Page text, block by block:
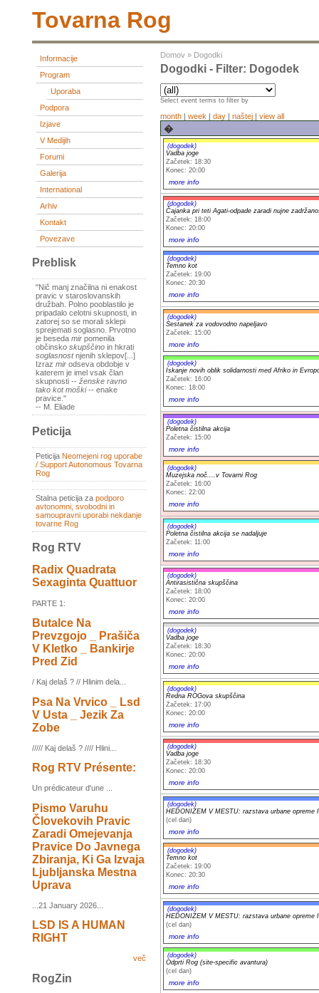
Tovarna Rog
Informacije
Program
Uporaba
Podpora
Izjave
V Medijih
Forumi
Galerija
International
Arhiv
Kontakt
Povezave
Preblisk
"Nič manj značilna ni enakost
pravic v staroslovanskih
družbah. Polno pooblastilo je
pripadalo celotni skupnosti, in
zatorej so se morali sklepi
sprejemati soglasno. Prvotno
je beseda mir pomenila
občinsko skupščino in hkrati
soglasnostnjenih sklepov[...]
Izraz mir odseva obdobje v
katerem je imel vsak član
skupnosti -- ženske ravno
tako kot moški-- enake
pravice."
-- M. Eliade
Peticija
Peticija Neomejeni rog uporabe
/ Support Autonomous Tovarna
Rog
Stalna peticija za podporo
avtonomni, svobodni in
samoupravni uporabi nekdanje
tovarne Rog
Rog RTV
Radix Quadrata
Sexaginta Quattuor
PARTE 1:
Butalce Na
Prevzgojo _ Prašiča
V Kletko _ Bankirje
Pred Zid
/ Kaj delaš ? // Hlinim dela...
Psa Na Vrvico _ Lsd
V Usta _ Jezik Za
Zobe
///// Kaj delaš ? //// Hlini...
Rog RTV Présente:
Un prédicateur d'une ...
Pismo Varuhu
Človekovih Pravic
Zaradi Omejevanja
Pravice Do Javnega
Zbiranja, Ki Ga Izvaja
Ljubljanska Mestna
Uprava
...21 January 2026...
LSD IS A HUMAN
RIGHT
več
RogZin
Domov » Dogodki
Dogodki - Filter: Dogodek
Select event terms to filter by
month | week | day | naštej | view all
�
(dogodek)
Vadba joge
Začetek: 18:30
Konec: 20:00
more info
(dogodek)
Čajanka pri teti Agati-odpade zaradi nujne
Začetek: 18:00
Konec: 20:00
more info
(dogodek)
Temno kot
Začetek: 19:00
Konec: 20:30
more info
(dogodek)
Sestanek za vodovodno napeljavo
Začetek: 15:00
more info
(dogodek)
Iskanje novih oblik solidarnosti med Afriko in
Začetek: 16:00
Konec: 18:00
more info
(dogodek)
Poletna čistilna akcija
Začetek: 15:00
more info
(dogodek)
Muzejska noč....v Tovarni Rog
Začetek: 16:00
Konec: 22:00
more info
(dogodek)
Poletna čistilna akcija se nadaljuje
Začetek: 11:00
more info
(dogodek)
Antirasistična skupščina
Začetek: 18:00
Konec: 20:00
more info
(dogodek)
Vadba joge
Začetek: 18:30
Konec: 20:00
more info
(dogodek)
Redna ROGova skupščina
Začetek: 17:00
Konec: 20:00
more info
(dogodek)
Vadba joge
Začetek: 18:30
Konec: 20:00
more info
(dogodek)
HEDONIZEM V MESTU: razstava urbane opreme
(cel dan)
more info
(dogodek)
Temno kot
Začetek: 19:00
Konec: 20:30
more info
(dogodek)
HEDONIZEM V MESTU: razstava urbane opreme
(cel dan)
more info
(dogodek)
Odprti Rog (site-specific avantura)
(cel dan)
more info